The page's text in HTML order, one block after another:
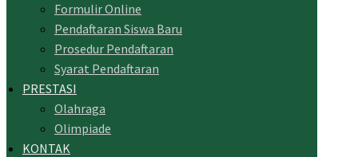
Formulir Online
Pendaftaran Siswa Baru
Prosedur Pendaftaran
Syarat Pendaftaran
PRESTASI
Olahraga
Olimpiade
KONTAK